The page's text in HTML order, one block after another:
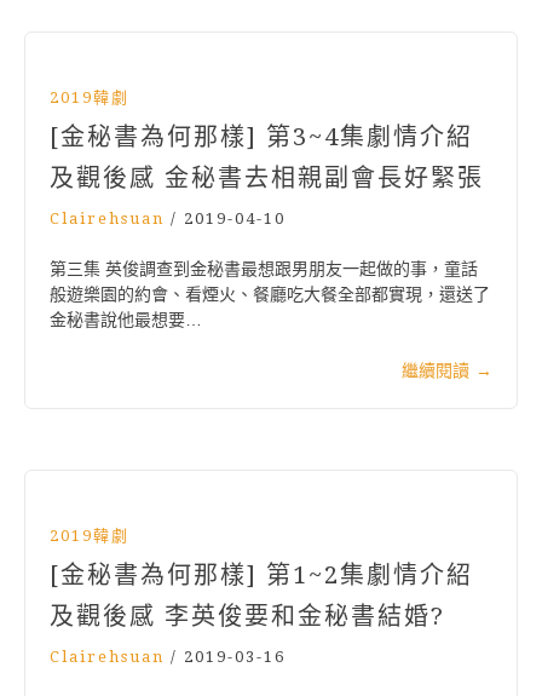
2019韓劇
[金秘書為何那樣] 第3~4集劇情介紹
及觀後感 金秘書去相親副會長好緊張
Clairehsuan / 2019-04-10
第三集 英俊調查到金秘書最想跟男朋友一起做的事，童話
般遊樂園的約會、看煙火、餐廳吃大餐全部都實現，還送了
金秘書說他最想要…
繼續閱讀 →
2019韓劇
[金秘書為何那樣] 第1~2集劇情介紹
及觀後感 李英俊要和金秘書結婚?
Clairehsuan / 2019-03-16